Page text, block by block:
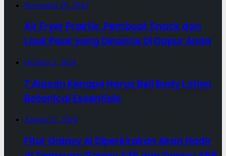
November 29, 2024
Air Fryer Praktis, Pembuat Snack dan
Lauk Pauk yang Dinamis Di Dapur Anda
October 2, 2024
7 Alasan Kenapa Harus Beli Body Lotion
Botanical Essentials
August 12, 2024
Fitur Galaxy AI Diperkirakan Akan Hadir